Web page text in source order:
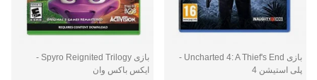
بازی Uncharted 4: A Thief's End -
پلی استیشن 4
بازی Spyro Reignited Trilogy -
ایکس باکس وان